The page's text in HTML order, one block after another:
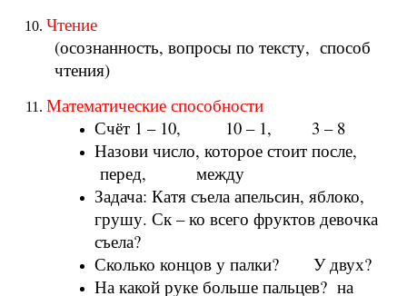
Чтение
(осознанность, вопросы по тексту, способ
чтения)
Математические способности
Счёт 1 – 10, 10 – 1, 3 – 8
Назови число, которое стоит после,
перед, между
Задача: Катя съела апельсин, яблоко,
грушу. Ск – ко всего фруктов девочка
съела?
Сколько концов у палки? У двух?
На какой руке больше пальцев? на